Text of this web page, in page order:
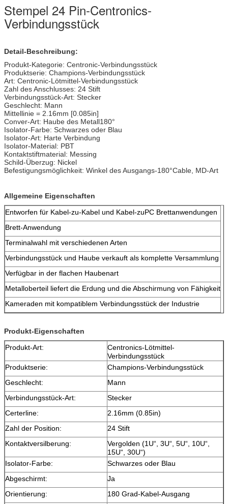
Stempel 24 Pin-Centronics-
Verbindungsstück
Detail-Beschreibung:
Produkt-Kategorie: Centronic-Verbindungsstück
Produktserie: Champions-Verbindungsstück
Art: Centronic-Lötmittel-Verbindungsstück
Zahl des Anschlusses: 24 Stift
Verbindungsstück-Art: Stecker
Geschlecht: Mann
Mittellinie = 2.16mm [0.085in]
Conver-Art: Haube des Metall180°
Isolator-Farbe: Schwarzes oder Blau
Isolator-Art: Harte Verbindung
Isolator-Material: PBT
Kontaktstiftmaterial: Messing
Schild-Überzug: Nickel
Befestigungsmöglichkeit: Winkel des Ausgangs-180°Cable, MD-Art
Allgemeine Eigenschaften
Entworfen für Kabel-zu-Kabel und Kabel-zuPC Brettanwendungen
Brett-Anwendung
Terminalwahl mit verschiedenen Arten
Verbindungsstück und Haube verkauft als komplette Versammlung
Verfügbar in der flachen Haubenart
Metalloberteil liefert die Erdung und die Abschirmung von Fähigkeit
Kameraden mit kompatiblem Verbindungsstück der Industrie
Produkt-Eigenschaften
Produkt-Art:
Centronics-Lötmittel-
Verbindungsstück
Produktserie:
Champions-Verbindungsstück
Geschlecht:
Mann
Verbindungsstück-Art:
Stecker
Certerline:
2.16mm (0.85in)
Zahl der Position:
24 Stift
Kontaktversilberung:
Vergolden (1U“, 3U“, 5U“, 10U“,
15U“, 30U“)
Isolator-Farbe:
Schwarzes oder Blau
Abgeschirmt:
Ja
Orientierung:
180 Grad-Kabel-Ausgang